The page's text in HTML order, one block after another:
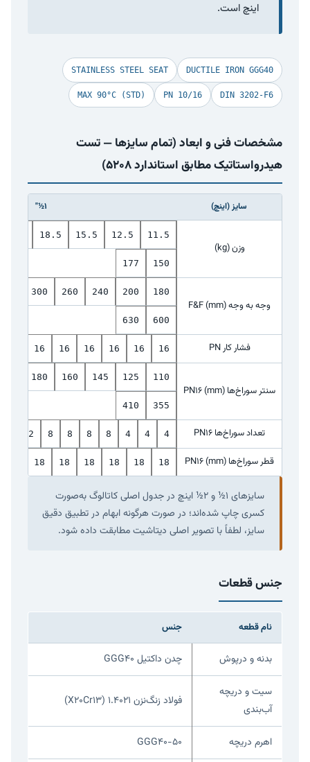
اینچ است.
DUCTILE IRON GGG40
STAINLESS STEEL SEAT
DIN 3202-F6
PN 10/16
MAX 90°C (STD)
مشخصات فنی و ابعاد (تمام سایزها — تست
هیدرواستاتیک مطابق استاندارد 5208)
سایز (اینچ) 1½"
وزن (kg)
11.5
12.5
15.5
18.5
150
177
وجه به وجه F&F (mm)
180
200
240
260
300
600
630
فشار کار PN 16
16
16
16
16
16
سنتر سوراخ‌ها PN16 (mm)
110
125
145
160
180
355
410
تعداد سوراخ‌ها PN16 4
4
4
8
8
8
8
8&12
قطر سوراخ‌ها PN16 (mm) 18
18
18
18
18
18
سایزهای ۱½ و ۲½ اینچ در جدول اصلی کاتالوگ به‌صورت
کسری چاپ شده‌اند؛ در صورت هرگونه ابهام در تطبیق دقیق
سایز، لطفاً با تصویر اصلی دیتاشیت مطابقت داده شود.
جنس قطعات
نام قطعه جنس
بدنه و درپوش چدن داکتیل GGG40
سیت و دریچه
آب‌بندی
فولاد زنگ‌نزن ۱.۴۰۲۱ (X20Cr13)
اهرم دریچه GGG40-50